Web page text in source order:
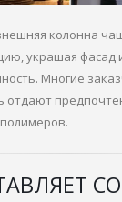
колонна
украшая фасад
Многие
отдают